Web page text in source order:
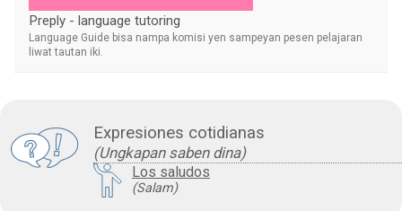
Expresiones cotidianas
(Ungkapan saben dina)
Los saludos
(Salam)
Preply - language tutoring
Language Guide bisa nampa komisi yen sampeyan pesen pelajaran
liwat tautan iki.